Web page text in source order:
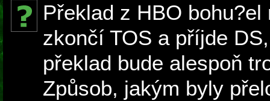
Překlad z HBO bohu?el
zkončí TOS a příjde
překlad bude alespoň
Způsob, jakým byly